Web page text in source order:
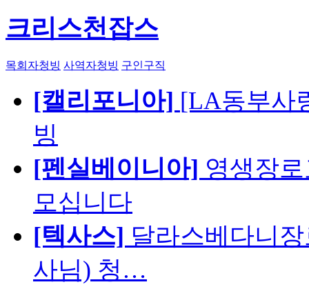
크리스천잡스
목회자청빙 사역자청빙 구인구직
[캘리포니아] [LA동부사
빙
[펜실베이니아] 영생장
모십니다
[텍사스] 달라스베다니
사님) 청…